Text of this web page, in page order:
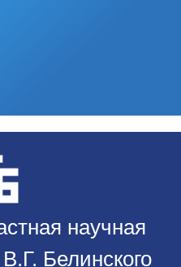
научная
Белинского